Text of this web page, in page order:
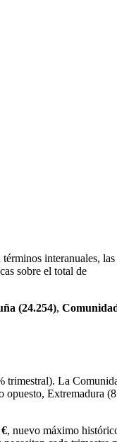
términos interanuales, las
sobre el total de
(24.254),
trimestral). La
opuesto, Extremadura
, nuevo máximo